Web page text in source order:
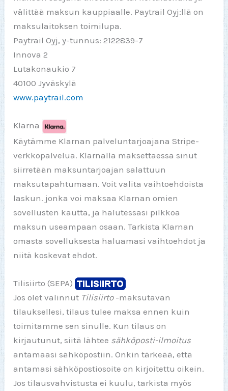
välittää maksun kauppiaalle. Paytrail Oyj:llä on
maksulaitoksen toimilupa.
Paytrail Oyj, y-tunnus: 2122839-7
Innova 2
Lutakonaukio 7
40100 Jyväskylä
www.paytrail.com
Klarna
Käytämme Klarnan palveluntarjoajana Stripe-
verkkopalvelua. Klarnalla maksettaessa sinut
siirretään maksuntarjoajan salattuun
maksutapahtumaan. Voit valita vaihtoehdoista
laskun. jonka voi maksaa Klarnan omien
sovellusten kautta, ja halutessasi pilkkoa
maksun useampaan osaan. Tarkista Klarnan
omasta sovelluksesta haluamasi vaihtoehdot ja
niitä koskevat ehdot.
Tilisiirto (SEPA)
Jos olet valinnut Tilisiirto-maksutavan
tilauksellesi, tilaus tulee maksa ennen kuin
toimitamme sen sinulle. Kun tilaus on
kirjautunut, siitä lähtee sähköposti-ilmoitus
antamaasi sähköpostiin. Onkin tärkeää, että
antamasi sähköpostiosoite on kirjoitettu oikein.
Jos tilausvahvistusta ei kuulu, tarkista myös